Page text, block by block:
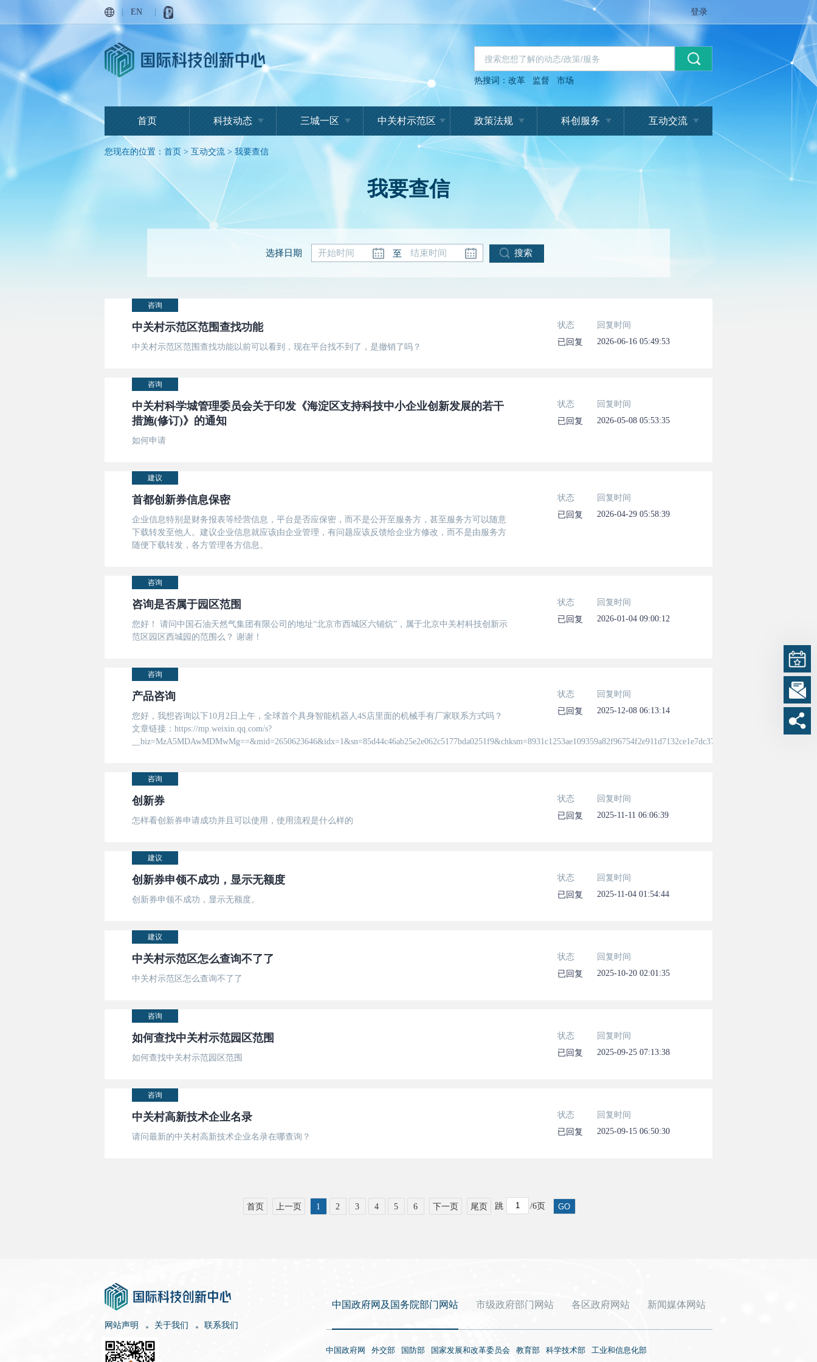
EN 登录
热搜词：改革 监督 市场
首页 科技动态 三城一区 中关村示范区 政策法规 科创服务 互动交流
您现在的位置： 首页 > 互动交流 > 我要查信
我要查信
选择日期 至 搜索
咨询
中关村示范区范围查找功能
中关村示范区范围查找功能以前可以看到，现在平台找不到了，是撤销了吗？
状态
已回复
回复时间
2026-06-16 05:49:53
咨询
中关村科学城管理委员会关于印发《海淀区支持科技中小企业创新发展的若干
措施(修订)》的通知
如何申请
状态
已回复
回复时间
2026-05-08 05:53:35
建议
首都创新券信息保密
企业信息特别是财务报表等经营信息，平台是否应保密，而不是公开至服务方，甚至服务方可以随意
下载转发至他人。建议企业信息就应该由企业管理，有问题应该反馈给企业方修改，而不是由服务方
随便下载转发，各方管理各方信息。
状态
已回复
回复时间
2026-04-29 05:58:39
咨询
咨询是否属于园区范围
您好！ 请问中国石油天然气集团有限公司的地址“北京市西城区六铺炕”，属于北京中关村科技创新示
范区园区西城园的范围么？ 谢谢！
状态
已回复
回复时间
2026-01-04 09:00:12
咨询
产品咨询
您好，我想咨询以下10月2日上午，全球首个具身智能机器人4S店里面的机械手有厂家联系方式吗？
文章链接：https://mp.weixin.qq.com/s?
状态
已回复
回复时间
2025-12-08 06:13:14
咨询
创新券
怎样看创新券申请成功并且可以使用，使用流程是什么样的
状态
已回复
回复时间
2025-11-11 06:06:39
建议
创新券申领不成功，显示无额度
创新券申领不成功，显示无额度。
状态
已回复
回复时间
2025-11-04 01:54:44
建议
中关村示范区怎么查询不了了
中关村示范区怎么查询不了了
状态
已回复
回复时间
2025-10-20 02:01:35
咨询
如何查找中关村示范园区范围
如何查找中关村示范园区范围
状态
已回复
回复时间
2025-09-25 07:13:38
咨询
中关村高新技术企业名录
请问最新的中关村高新技术企业名录在哪查询？
状态
已回复
回复时间
2025-09-15 06:50:30
首页 上一页 1 2 3 4 5 6 下一页 尾页 跳 /6页 GO
网站声明 关于我们 联系我们
中国政府网及国务院部门网站 市级政府部门网站 各区政府网站 新闻媒体网站
中国政府网 外交部 国防部 国家发展和改革委员会 教育部 科学技术部
工业和信息化部